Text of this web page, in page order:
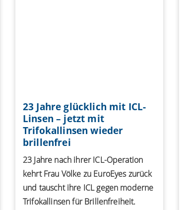
23 Jahre glücklich mit ICL-
Linsen – jetzt mit
Trifokallinsen wieder
brillenfrei
23 Jahre nach ihrer ICL-Operation
kehrt Frau Völke zu EuroEyes zurück
und tauscht ihre ICL gegen moderne
Trifokallinsen für Brillenfreiheit.